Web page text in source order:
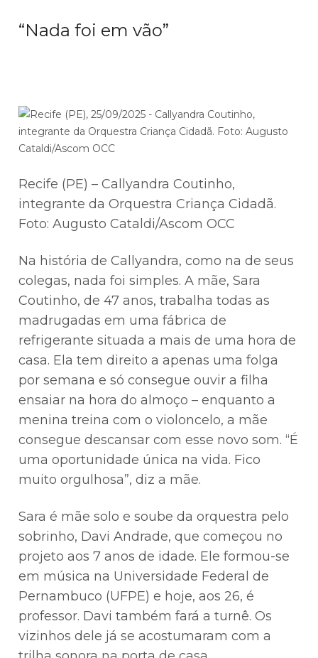
“Nada foi em vão”
Recife (PE) – Callyandra Coutinho,
integrante da Orquestra Criança Cidadã.
Foto: Augusto Cataldi/Ascom OCC
Na história de Callyandra, como na de seus
colegas, nada foi simples. A mãe, Sara
Coutinho, de 47 anos, trabalha todas as
madrugadas em uma fábrica de
refrigerante situada a mais de uma hora de
casa. Ela tem direito a apenas uma folga
por semana e só consegue ouvir a filha
ensaiar na hora do almoço – enquanto a
menina treina com o violoncelo, a mãe
consegue descansar com esse novo som. “É
uma oportunidade única na vida. Fico
muito orgulhosa”, diz a mãe.
Sara é mãe solo e soube da orquestra pelo
sobrinho, Davi Andrade, que começou no
projeto aos 7 anos de idade. Ele formou-se
em música na Universidade Federal de
Pernambuco (UFPE) e hoje, aos 26, é
professor. Davi também fará a turnê. Os
vizinhos dele já se acostumaram com a